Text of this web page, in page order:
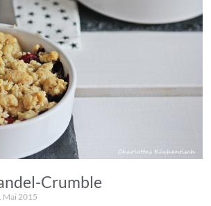
Crumble
Mai 2015